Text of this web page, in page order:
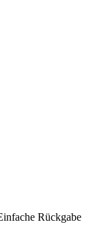
Rückgabe